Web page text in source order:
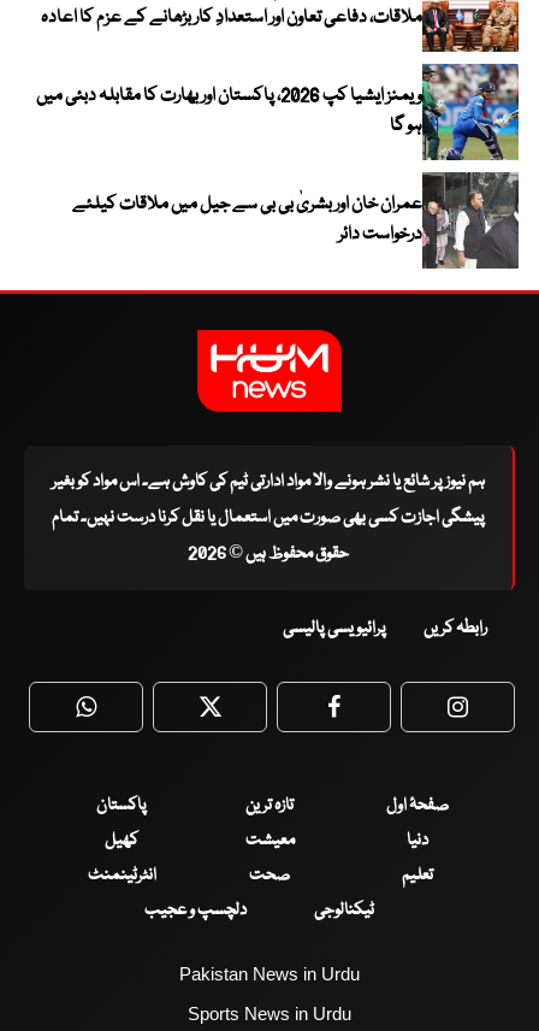
ملاقات، دفاعی تعاون اور استعدادِ کار بڑھانے کے عزم کا اعادہ
ویمنز ایشیا کپ 2026، پاکستان اور بھارت کا مقابلہ دبئی میں
ہو گا
عمران خان اور بشریٰ بی بی سے جیل میں ملاقات کیلئے
درخواست دائر
ہم نیوز پر شائع یا نشر ہونے والا مواد ادارتی ٹیم کی کاوش ہے۔ اس مواد کو بغیر
پیشگی اجازت کسی بھی صورت میں استعمال یا نقل کرنا درست نہیں۔ تمام
حقوق محفوظ ہیں © 2026
رابطہ کریں پرائیویسی پالیسی
WhatsApp Twitter Facebook
صفحۂ اول تازہ ترین
پاکستان
دنیا
معیشت
کھیل
تعلیم
صحت
انٹرٹینمنٹ
ٹیکنالوجی
دلچسپ و عجیب
Pakistan News in Urdu
Sports News in Urdu